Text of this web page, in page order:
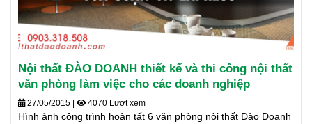
Nội thất ĐÀO DOANH thiết kế và thi công nội thất
văn phòng làm việc cho các doanh nghiệp
27/05/2015 4070 Lượt xem
Hình ảnh công trình hoàn tất 6 văn phòng nội thất Đào Doanh